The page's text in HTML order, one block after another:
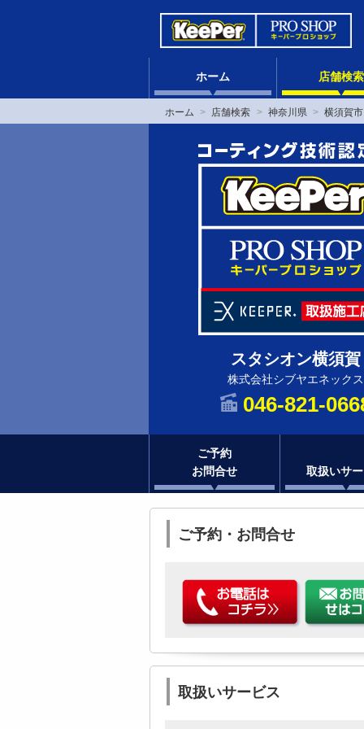
ホーム 店舗検索
ホーム 店舗検索 神奈川県 横須賀市
スタシオン横須賀
株式会社シブヤエネックス
046-821-
ご予約
お問合せ
取扱いサ
ご予約・お問合せ
取扱いサービス